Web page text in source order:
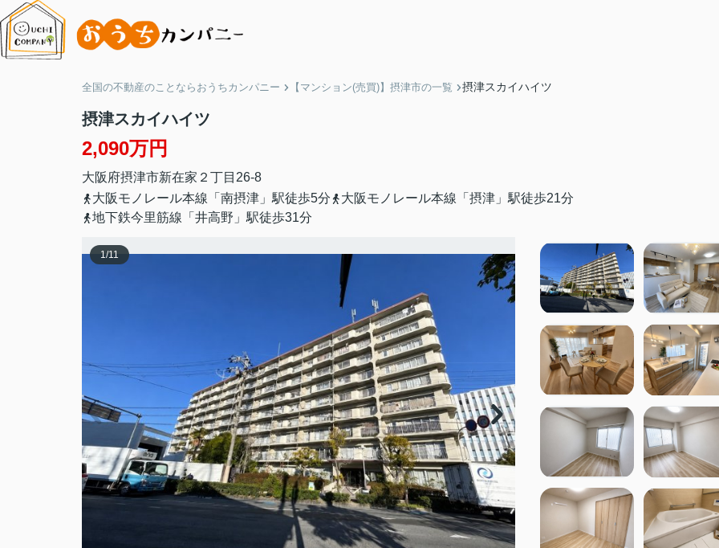
全国の不動産のことならおうちカンパニー 【マンション(売買)】摂津市の一覧 摂津スカイハイツ
摂津スカイハイツ
2,090万円
大阪府摂津市新在家 ２丁目26-8
大阪モノレール本線「南摂津」駅徒歩5分
大阪モノレール本線「摂津」駅徒歩21分
地下鉄今里筋線「井高野」駅徒歩31分
1/11